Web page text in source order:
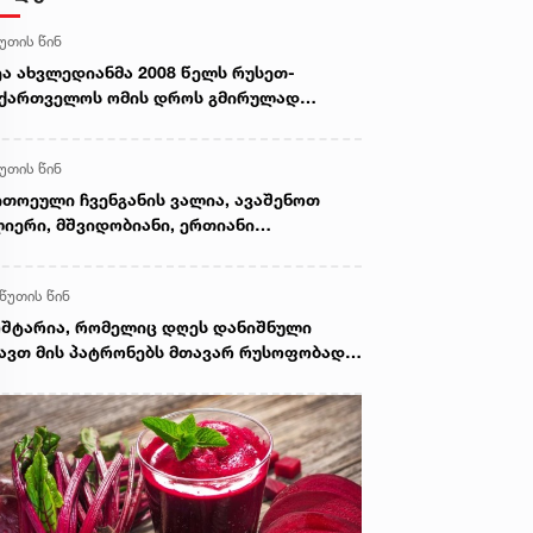
წინ
ახვლედიანმა 2008 წელს რუსეთ-
ომის დროს გმირულად
წინ
ჩვენგანის ვალია, ავაშენოთ
მშვიდობიანი, ერთიანი
წინ
რომელიც დღეს დანიშნული
მის პატრონებს მთავარ რუსოფობად,
რომ რუსი ტურისტი და რუსული
არ იყო პრობლემა, პირიქით,
2008-2012 წლებში რომ
და მიესალმებოდი რუს
რუსულ ფულსაც და ყველაფერ
და ახლა ქორწილებს რომ აქციებს